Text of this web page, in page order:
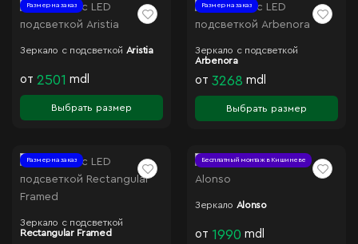
Размер на заказ
Зеркало с подсветкой Aristia
от 2501 mdl
Выбрать размер
Размер на заказ
Зеркало с подсветкой
Arbenora
от 3268 mdl
Выбрать размер
Размер на заказ
Зеркало с подсветкой
Rectangular Framed
Бесплатный монтаж в Кишиневе
Зеркало Alonso
от 1990 mdl